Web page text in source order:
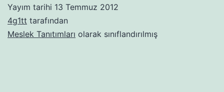
Yayım tarihi 13 Temmuz 2012
4g1tt tarafından
Meslek Tanıtımları olarak sınıflandırılmış